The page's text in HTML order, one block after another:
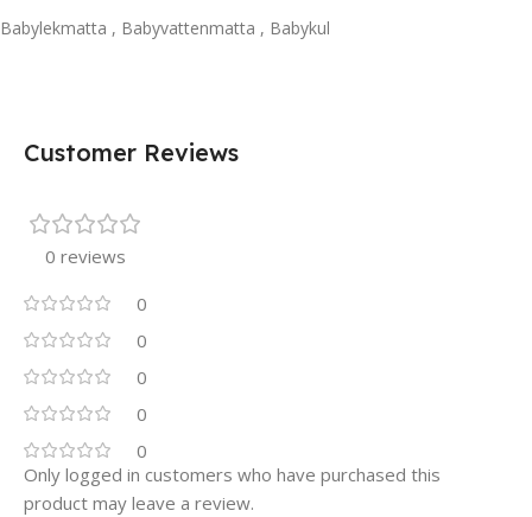
Babylekmatta , Babyvattenmatta , Babykul
Customer Reviews
0 reviews
0
0
0
0
0
Only logged in customers who have purchased this
product may leave a review.